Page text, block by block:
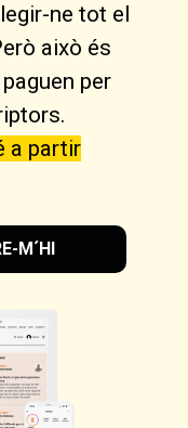
ne tot el
això és
per
a partir
M´HI